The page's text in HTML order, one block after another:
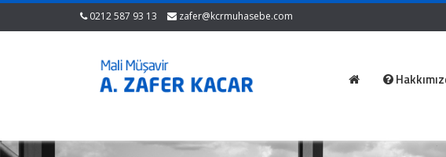
0212 587 93 13 zafer@kcrmuhasebe.com